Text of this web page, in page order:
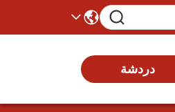
دردشة